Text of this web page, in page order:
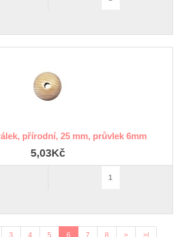
přírodní, 25 mm, průvlek 6mm
5,03Kč
3 4 5 6 7 8 > >|